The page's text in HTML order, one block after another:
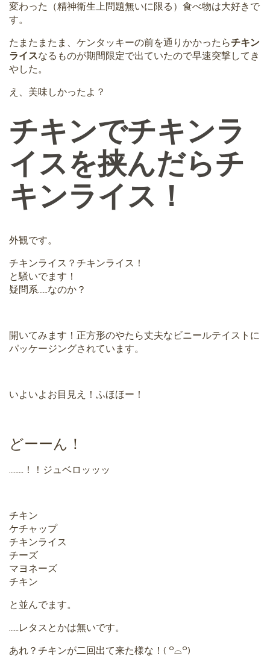
変わった（精神衛生上問題無いに限る）食べ物は大好きで
す。
たまたまたま、ケンタッキーの前を通りかかったらチキン
ライスなるものが期間限定で出ていたので早速突撃してき
やした。
え、美味しかったよ？
チキンでチキンラ
イスを挟んだらチ
キンライス！
外観です。
チキンライス？チキンライス！
と騒いでます！
疑問系……なのか？
開いてみます！正方形のやたら丈夫なビニールテイストに
パッケージングされています。
いよいよお目見え！ふほほー！
どーーん！
………！！ジュベロッッッ
チキン
ケチャップ
チキンライス
チーズ
マヨネーズ
チキン
と並んでます。
……レタスとかは無いです。
あれ？チキンが二回出て来た様な！( ꒪⌓꒪)